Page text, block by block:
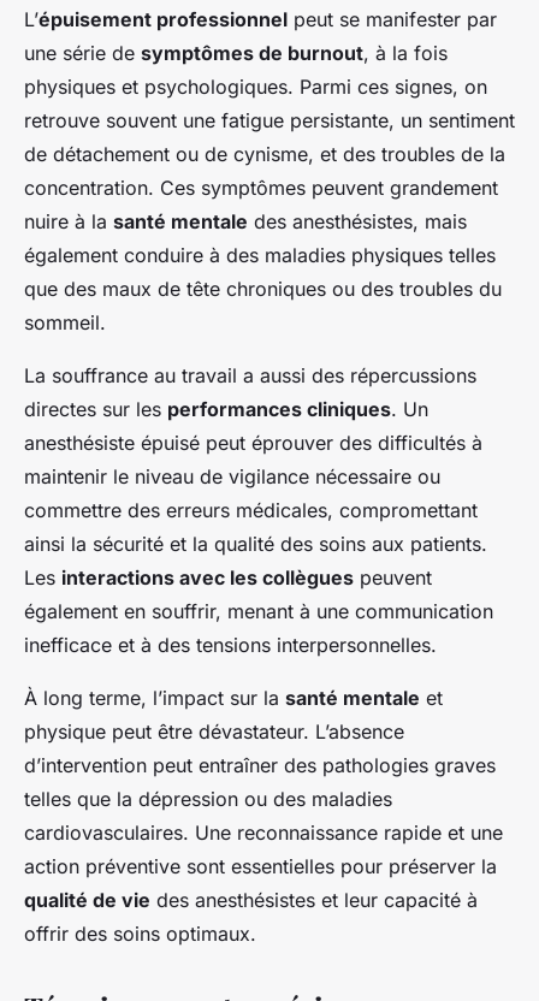
L’épuisement professionnel peut se manifester par
une série de symptômes de burnout, à la fois
physiques et psychologiques. Parmi ces signes, on
retrouve souvent une fatigue persistante, un sentiment
de détachement ou de cynisme, et des troubles de la
concentration. Ces symptômes peuvent grandement
nuire à la santé mentale des anesthésistes, mais
également conduire à des maladies physiques telles
que des maux de tête chroniques ou des troubles du
sommeil.
La souffrance au travail a aussi des répercussions
directes sur les performances cliniques. Un
anesthésiste épuisé peut éprouver des difficultés à
maintenir le niveau de vigilance nécessaire ou
commettre des erreurs médicales, compromettant
ainsi la sécurité et la qualité des soins aux patients.
Les interactions avec les collègues peuvent
également en souffrir, menant à une communication
inefficace et à des tensions interpersonnelles.
À long terme, l’impact sur la santé mentale et
physique peut être dévastateur. L’absence
d’intervention peut entraîner des pathologies graves
telles que la dépression ou des maladies
cardiovasculaires. Une reconnaissance rapide et une
action préventive sont essentielles pour préserver la
qualité de vie des anesthésistes et leur capacité à
offrir des soins optimaux.